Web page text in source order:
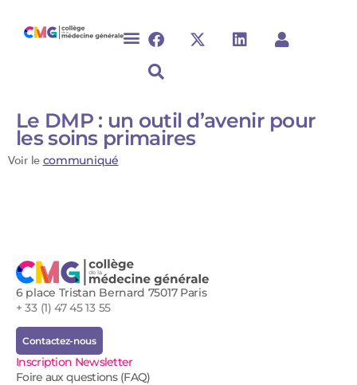
Le DMP : un outil d’avenir pour
les soins primaires
Voir le communiqué
6 place Tristan Bernard 75017 Paris
+ 33 (1) 47 45 13 55
Contactez-nous
Inscription Newsletter
Foire aux questions (FAQ)